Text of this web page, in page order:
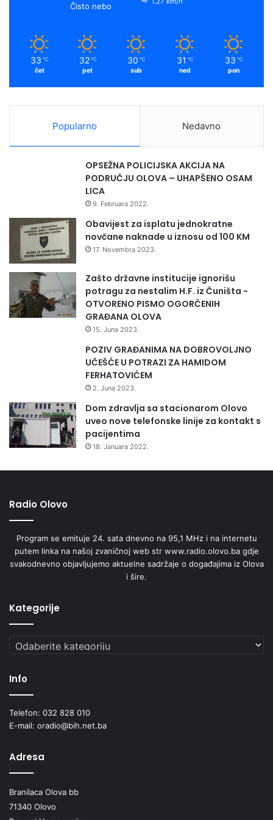
Čisto nebo
33 ℃
čet
32 ℃
pet
30 ℃
sub
31 ℃
ned
33 ℃
pon
Popularno Nedavno
OPSEŽNA POLICIJSKA AKCIJA NA
PODRUČJU OLOVA – UHAPŠENO OSAM
LICA
9. Februara 2022.
Obavijest za isplatu jednokratne
novčane naknade u iznosu od 100 KM
17. Novembra 2023.
Zašto državne institucije ignorišu
potragu za nestalim H.F. iz Čuništa -
OTVORENO PISMO OGORČENIH
GRAĐANA OLOVA
15. Juna 2023.
POZIV GRAĐANIMA NA DOBROVOLJNO
UČEŠĆE U POTRAZI ZA HAMIDOM
FERHATOVIĆEM
2. Juna 2023.
Dom zdravlja sa stacionarom Olovo
uveo nove telefonske linije za kontakt s
pacijentima
18. Januara 2022.
Radio Olovo
Program se emituje 24. sata dnevno na 95,1 MHz i na internetu
putem linka na našoj zvaničnoj web str www.radio.olovo.ba gdje
svakodnevno objavljujemo aktuelne sadržaje o događajima iz Olova
i šire.
Kategorije
Kategorije
Info
Telefon: 032 828 010
E-mail: oradio@bih.net.ba
Adresa
Branilaca Olova bb
71340 Olovo